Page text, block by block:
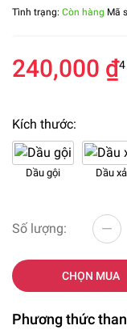
Tình trạng: Còn hàng Mã
240,000 ₫
Kích thước:
Dầu gội Dầu xả
Số lượng:
CHỌN MUA
Phương thức